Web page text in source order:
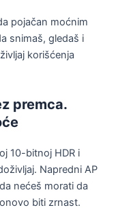
pojačan moćnim
snimaš, gledaš i
korišćenja
premca.
10-bitnoj HDR i
Napredni AP
nećeš morati da
biti zrnast.